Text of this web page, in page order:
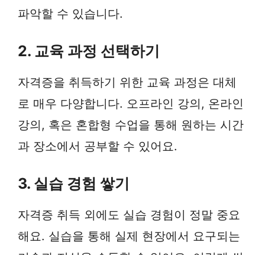
파악할 수 있습니다.
2. 교육 과정 선택하기
자격증을 취득하기 위한 교육 과정은 대체
로 매우 다양합니다. 오프라인 강의, 온라인
강의, 혹은 혼합형 수업을 통해 원하는 시간
과 장소에서 공부할 수 있어요.
3. 실습 경험 쌓기
자격증 취득 외에도 실습 경험이 정말 중요
해요. 실습을 통해 실제 현장에서 요구되는